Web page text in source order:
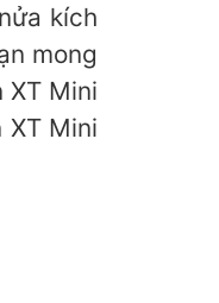
kích
mong
XT Mini
Mini